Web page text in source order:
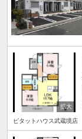
ピタットハウス武蔵境店